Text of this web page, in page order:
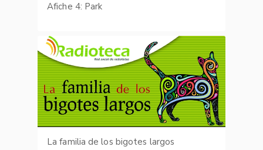
Afiche 4: Park
La familia de los bigotes largos